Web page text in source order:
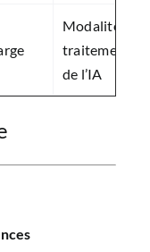
Modalités du
traitement
de l’IA